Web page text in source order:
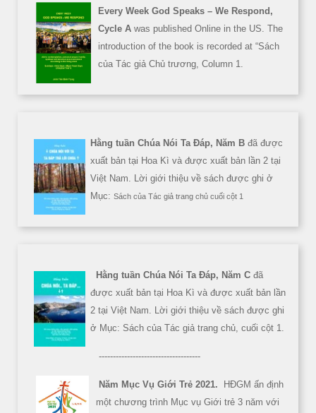
Every Week God Speaks – We Respond,
Cycle A was published Online in the US. The
introduction of the book is recorded at “Sách
của Tác giả Chủ trương, Column 1.
Hằng tuần Chúa Nói Ta Đáp, Năm B đã được
xuất bản tại Hoa Kì và được xuất bản lần 2 tại
Việt Nam. Lời giới thiệu về sách được ghi ở
Mục: Sách của Tác giả trang chủ cuối cột 1
Hằng tuần Chúa Nói Ta Đáp, Năm C đã
được xuất bản tại Hoa Kì và được xuất bản lần
2 tại Việt Nam. Lời giới thiệu về sách được ghi
ở Mục: Sách của Tác giả trang chủ, cuối cột 1.
------------------------------------
Năm Mục Vụ Giới Trẻ 2021.
HĐGM ấn định
một chương trình Mục vụ Giới trẻ 3 năm với